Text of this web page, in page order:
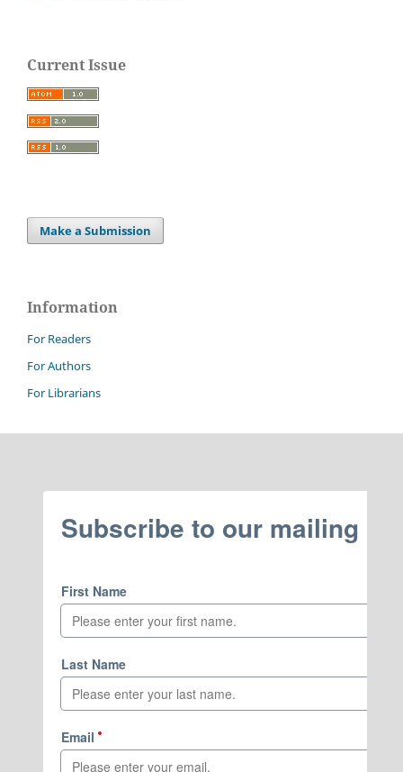
Current Issue
Make a Submission
Information
For Readers
For Authors
For Librarians